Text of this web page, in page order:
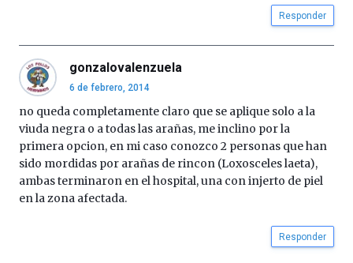
Responder
gonzalovalenzuela
6 de febrero, 2014
no queda completamente claro que se aplique solo a la
viuda negra o a todas las arañas, me inclino por la
primera opcion, en mi caso conozco 2 personas que han
sido mordidas por arañas de rincon (Loxosceles laeta),
ambas terminaron en el hospital, una con injerto de piel
en la zona afectada.
Responder